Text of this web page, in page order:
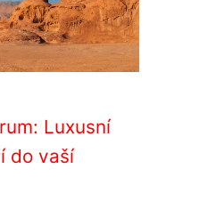
Luxusní
do vaší